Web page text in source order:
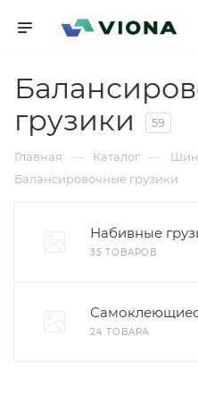
грузики
59
Главная — Каталог —
Балансировочные грузики
Набивные
35 ТОВАРОВ
24 ТОВАРА